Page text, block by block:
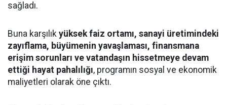
sağladı.
Buna karşılık yüksek faiz ortamı, sanayi üretimindeki
zayıflama, büyümenin yavaşlaması, finansmana
erişim sorunları ve vatandaşın hissetmeye devam
ettiği hayat pahalılığı, programın sosyal ve ekonomik
maliyetleri olarak öne çıktı.